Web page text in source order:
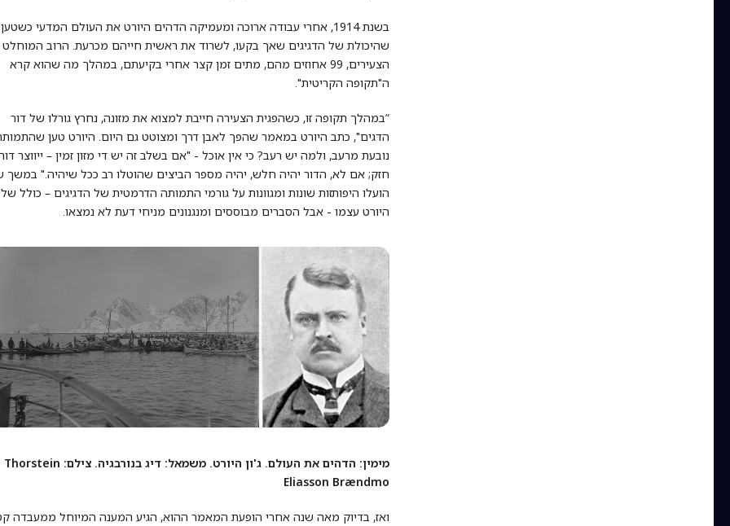
בשנת 1914, אחרי עבודה ארוכה ומעמיקה הדהים היורט את העולם המדעי כשטען
שהיכולת של הדגיגים שאך בקעו, לשרוד את ראשית חייהם מכרעת. הרוב
הצעירים, 99 אחוזים מהם, מתים זמן קצר אחרי בקיעתם, במהלך מה שהוא קרא
ה"תקופה הקריטית".
“במהלך תקופה זו, כשהפגית הצעירה חייבת למצוא את מזונה, נחרץ גורלו של דור
הדגים", כתב היורט במאמר שהפך לאבן דרך ומצוטט גם היום. היורט טען
נובעת מרעב, ולמה יש רעב? כי אין אוכל - "אם בשלב זה יש די מזון זמין – ייווצר דור
חזק; אם לא, הדור יהיה חלש, יהיה מספר הביצים שהוטלו רב ככל שיהיה." במשך
הועלו היפותזות שונות ומגוונות על גורמי התמותה הדרמטית של הדגיגים – כולל של
היורט עצמו - אבל הסברים מבוססים ומנגנונים מניחי דעת לא נמצאו.
מימין: הדהים את העולם. ג'ון היורט. משמאל: דיג בנורבגיה. צילם: Thorstein
Eliasson Brændmo
ואז, בדיוק מאה שנה אחרי הופעת המאמר ההוא, הגיע המענה המיוחל ממעבדה